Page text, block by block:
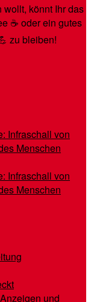
wollt, könnt Ihr das
☕️ oder ein gutes
zu bleiben!
Infraschall von
Menschen
Infraschall von
Menschen
und